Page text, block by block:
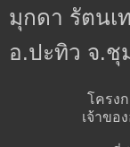
มุกดา รัตนเ
อ.ปะทิว จ.ชุ
โครง
เจ้าขอ